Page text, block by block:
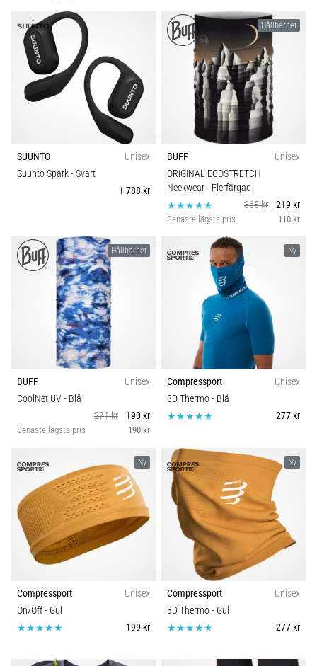
SUUNTO
Unisex
Suunto Spark- Svart
1 788 kr
Hållbarhet
BUFF
Unisex
ORIGINAL ECOSTRETCH
Neckwear- Flerfärgad
365 kr
219 kr
Senaste lägsta pris 110 kr
Hållbarhet
BUFF
Unisex
CoolNet UV- Blå
271 kr
190 kr
Senaste lägsta pris 190 kr
Ny
Compressport
Unisex
3D Thermo- Blå
277 kr
Ny
Compressport
Unisex
On/Off- Gul
199 kr
Ny
Compressport
Unisex
3D Thermo- Gul
277 kr